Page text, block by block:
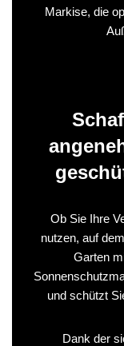
Markise, die
Ob Sie Ihre
nutzen, auf
Garten
und schützt
Dank der